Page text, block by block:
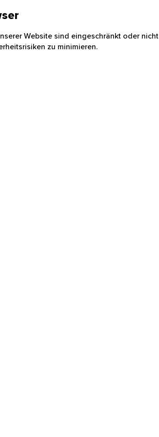
Website sind eingeschränkt oder
zu minimieren.